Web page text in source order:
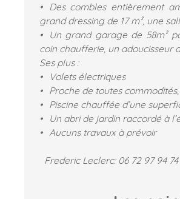
Des combles entièrement
grand dressing de 17 m², une
Un grand garage de 58m²
coin chaufferie, un adoucisseur
Ses plus :
Volets électriques
Proche de toutes commodités,
Piscine chauffée d’une
Un abri de jardin raccordé à
Aucuns travaux à prévoir
Frederic Leclerc: 06 72 97 94 74